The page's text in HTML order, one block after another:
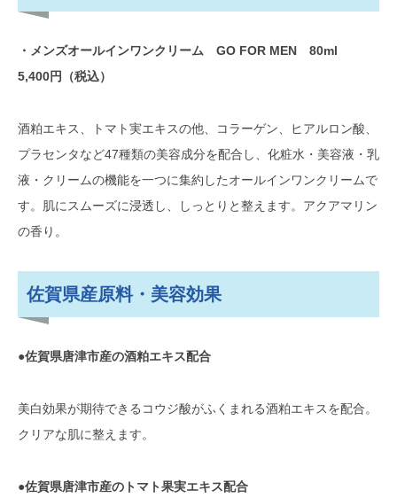
・メンズオールインワンクリーム GO FOR MEN 80ml
5,400円（税込）
酒粕エキス、トマト実エキスの他、コラーゲン、ヒアルロン酸、
プラセンタなど47種類の美容成分を配合し、化粧水・美容液・乳
液・クリームの機能を一つに集約したオールインワンクリームで
す。肌にスムーズに浸透し、しっとりと整えます。アクアマリン
の香り。
佐賀県産原料・美容効果
●佐賀県唐津市産の酒粕エキス配合
美白効果が期待できるコウジ酸がふくまれる酒粕エキスを配合。
クリアな肌に整えます。
●佐賀県唐津市産のトマト果実エキス配合